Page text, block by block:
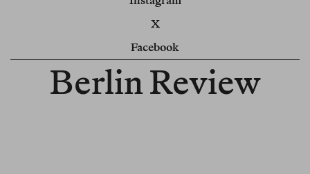
X
Facebook
Berlin Review